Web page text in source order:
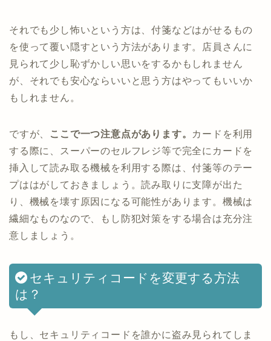
それでも少し怖いという方は、付箋などはがせるもの
を使って覆い隠すという方法があります。店員さんに
見られて少し恥ずかしい思いをするかもしれません
が、それでも安心ならいいと思う方はやってもいいか
もしれません。
ですが、 ここで一つ注意点があります。 カードを利用
する際に、スーパーのセルフレジ等で完全にカードを
挿入して読み取る機械を利用する際は、付箋等のテー
プははがしておきましょう。読み取りに支障が出た
り、機械を壊す原因になる可能性があります。機械は
繊細なものなので、もし防犯対策をする場合は充分注
意しましょう。
セキュリティコードを変更する方法
は？
もし、セキュリティコードを誰かに盗み見られてしま